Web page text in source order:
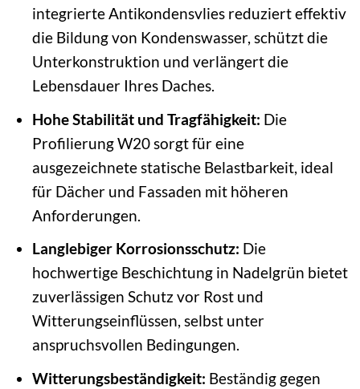
integrierte Antikondensvlies reduziert effektiv
die Bildung von Kondenswasser, schützt die
Unterkonstruktion und verlängert die
Lebensdauer Ihres Daches.
Hohe Stabilität und Tragfähigkeit: Die
Profilierung W20 sorgt für eine
ausgezeichnete statische Belastbarkeit, ideal
für Dächer und Fassaden mit höheren
Anforderungen.
Langlebiger Korrosionsschutz: Die
hochwertige Beschichtung in Nadelgrün bietet
zuverlässigen Schutz vor Rost und
Witterungseinflüssen, selbst unter
anspruchsvollen Bedingungen.
Witterungsbeständigkeit: Beständig gegen